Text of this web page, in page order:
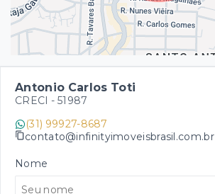
Antonio Carlos Toti
CRECI - 51987
(31) 99927-8687
contato@infinityimoveisbrasil.com.br
Nome